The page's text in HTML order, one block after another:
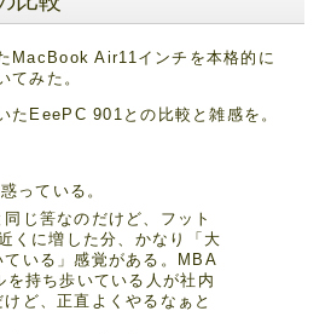
MacBook Air11インチを本格的に
てみた。
たEeePC 901との比較と雑感を。
っている。
じ筈なのだけど、フット
くに増した分、かなり「大
ている」感覚がある。MBA
を持ち歩いている人が社内
ど、正直よくやるなぁと